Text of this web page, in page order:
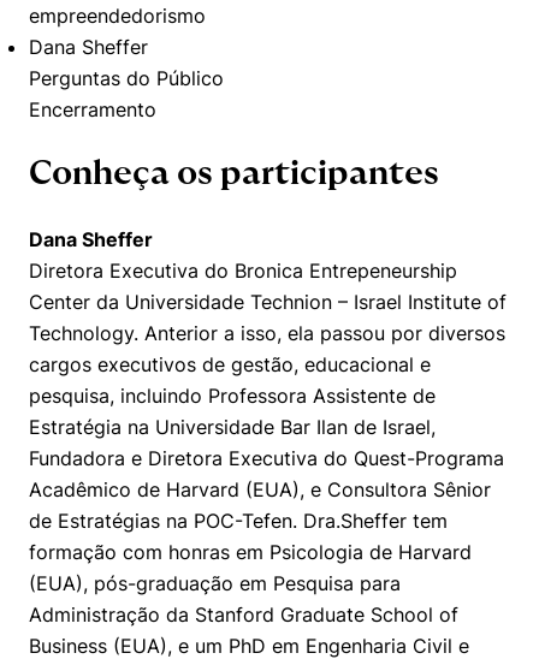
empreendedorismo
Dana Sheffer
Perguntas do Público
Encerramento
Conheça os participantes
Dana Sheffer
Diretora Executiva do Bronica Entrepeneurship
Center da Universidade Technion – Israel Institute of
Technology. Anterior a isso, ela passou por diversos
cargos executivos de gestão, educacional e
pesquisa, incluindo Professora Assistente de
Estratégia na Universidade Bar Ilan de Israel,
Fundadora e Diretora Executiva do Quest-Programa
Acadêmico de Harvard (EUA), e Consultora Sênior
de Estratégias na POC-Tefen. Dra.Sheffer tem
formação com honras em Psicologia de Harvard
(EUA), pós-graduação em Pesquisa para
Administração da Stanford Graduate School of
Business (EUA), e um PhD em Engenharia Civil e
Cookies estritamente necessários